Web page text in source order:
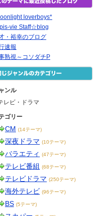
loverboys*
vie Staff☆blog
・裕幸のブログ
速報
熟視～コソダチP
ンル
レビ・ドラマ
ゴリー
CM (14テーマ)
深夜ドラマ (10テーマ)
バラエティ (47テーマ)
テレビ番組 (68テーマ)
テレビドラマ (250テーマ)
海外テレビ (96テーマ)
BS (5テーマ)